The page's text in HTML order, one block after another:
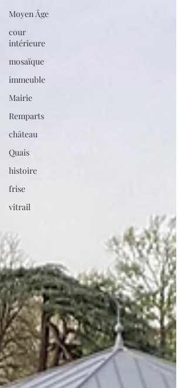
Moyen Âge
cour
intérieure
mosaïque
immeuble
Mairie
Remparts
château
Quais
histoire
frise
vitrail